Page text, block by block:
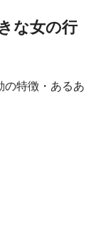
な女の行
の特徴・あるあ